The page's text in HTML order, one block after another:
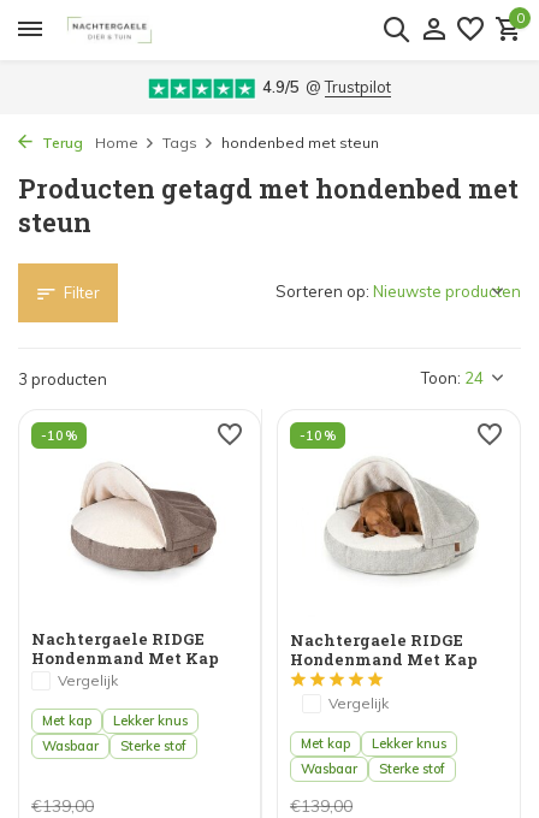
0
4.9/5 @Trustpilot
Terug Home Tags hondenbed met steun
Producten getagd met hondenbed met
steun
Filter
3 producten Toon:
Sorteren op:
-10%
Nachtergaele RIDGE
Hondenmand Met Kap
BruinVergelijk
Met kap
Lekker knus
Wasbaar
Sterke stof
€139,00
-10%
Nachtergaele RIDGE
Hondenmand Met Kap
Lichtgrijs
Vergelijk
Met kap
Lekker knus
Wasbaar
Sterke stof
€139,00